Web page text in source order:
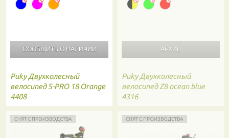
СООБЩИТЬ О НАЛИЧИИ
Puky Двухколесный
велосипед S-PRO 18 Orange
4408
Puky Двухколесный
велосипед Z8 ocean blue
4316
СНЯТ С ПРОИЗВОДСТВА СНЯТ С ПРОИЗВОДСТВА